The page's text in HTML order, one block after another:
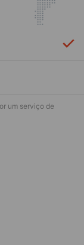
um serviço de